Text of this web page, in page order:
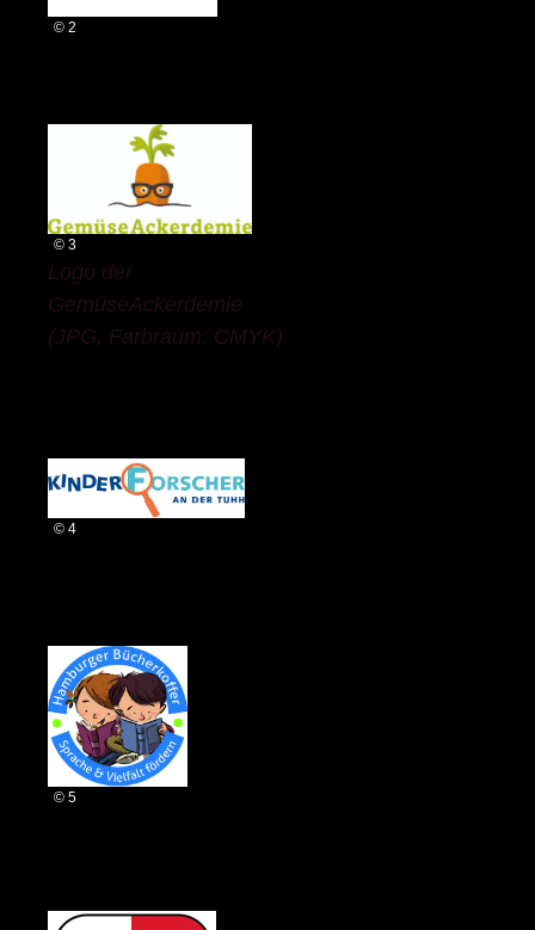
© 2
© 3
Logo der
GemüseAckerdemie
(JPG, Farbraum: CMYK)
© 4
© 5